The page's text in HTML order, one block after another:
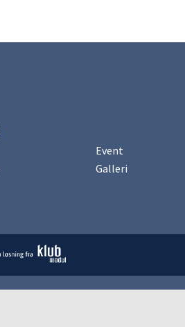
Event
Galleri